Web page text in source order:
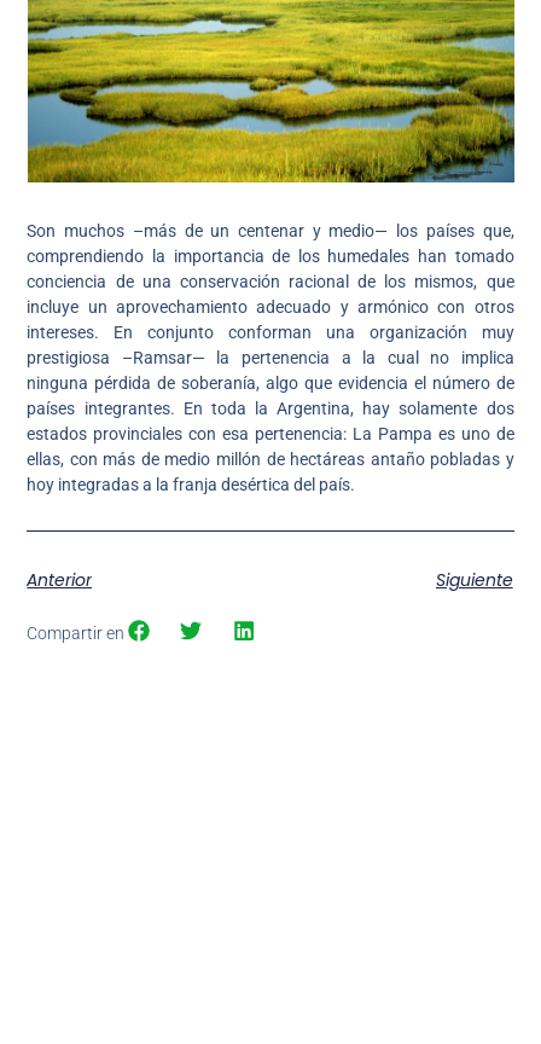
Son muchos –más de un centenar y medio— los países que,
comprendiendo la importancia de los humedales han tomado
conciencia de una conservación racional de los mismos, que
incluye un aprovechamiento adecuado y armónico con otros
intereses. En conjunto conforman una organización muy
prestigiosa –Ramsar— la pertenencia a la cual no implica
ninguna pérdida de soberanía, algo que evidencia el número de
países integrantes. En toda la Argentina, hay solamente dos
estados provinciales con esa pertenencia: La Pampa es uno de
ellas, con más de medio millón de hectáreas antaño pobladas y
hoy integradas a la franja desértica del país.
Anterior Siguiente
Compartir en